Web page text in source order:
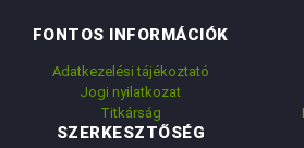
FONTOS INFORMÁCIÓK
Adatkezelési tájékoztató
Jogi nyilatkozat
Titkárság
SZERKESZTŐSÉG